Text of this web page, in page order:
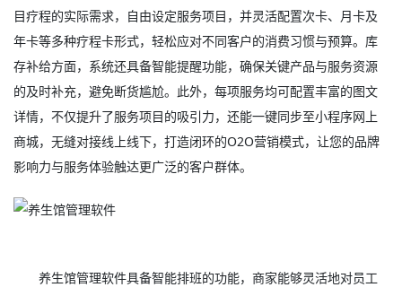
目疗程的实际需求，自由设定服务项目，并灵活配置次卡、月卡及
年卡等多种疗程卡形式，轻松应对不同客户的消费习惯与预算。库
存补给方面，系统还具备智能提醒功能，确保关键产品与服务资源
的及时补充，避免断货尴尬。此外，每项服务均可配置丰富的图文
详情，不仅提升了服务项目的吸引力，还能一键同步至小程序网上
商城，无缝对接线上线下，打造闭环的O2O营销模式，让您的品牌
影响力与服务体验触达更广泛的客户群体。
养生馆管理软件具备智能排班的功能，商家能够灵活地对员工